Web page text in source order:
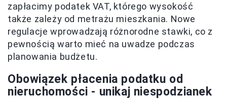
zapłacimy podatek VAT, którego wysokość
także zależy od metrażu mieszkania. Nowe
regulacje wprowadzają różnorodne stawki, co z
pewnością warto mieć na uwadze podczas
planowania budżetu.
Obowiązek płacenia podatku od
nieruchomości - unikaj niespodzianek